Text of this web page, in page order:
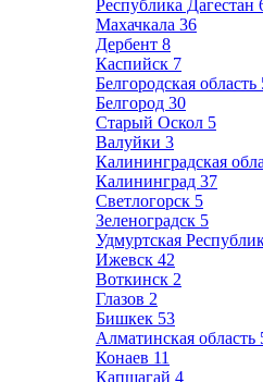
Республика Дагестан
Махачкала 36
Дербент 8
Каспийск 7
Белгородская область
Белгород 30
Старый Оскол 5
Валуйки 3
Калининградская
Калининград 37
Светлогорск 5
Зеленоградск 5
Удмуртская
Ижевск 42
Воткинск 2
Глазов 2
Бишкек 53
Алматинская область
Конаев 11
Капшагай 4